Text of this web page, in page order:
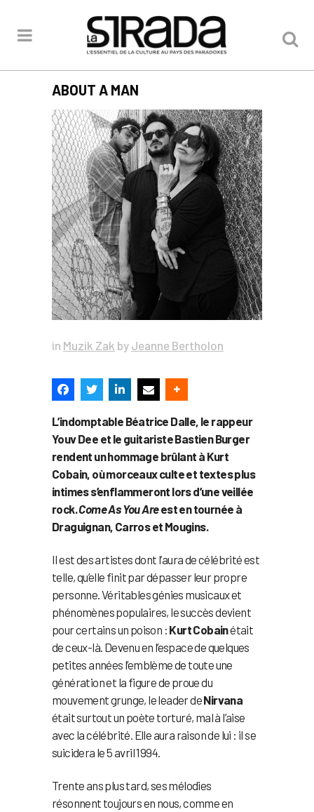
ABOUT A MAN
in Muzik Zak by Jeanne Bertholon
L’indomptable Béatrice Dalle, le rappeur
Youv Dee et le guitariste Bastien Burger
rendent un hommage brûlant à Kurt
Cobain, où morceaux culte et textes plus
intimes s’enflammeront lors d’une veillée
rock.Come As You Areest en tournée à
Draguignan, Carros et Mougins.
Il est des artistes dont l’aura de célébrité est
telle, qu’elle finit par dépasser leur propre
personne. Véritables génies musicaux et
phénomènes populaires, le succès devient
pour certains un poison : Kurt Cobainétait
de ceux-là. Devenu en l’espace de quelques
petites années l’emblème de toute une
génération et la figure de proue du
mouvement grunge, le leader deNirvana
était surtout un poète torturé, mal à l’aise
avec la célébrité. Elle aura raison de lui : il se
suicidera le 5 avril 1994.
Trente ans plus tard, ses mélodies
résonnent toujours en nous, comme en